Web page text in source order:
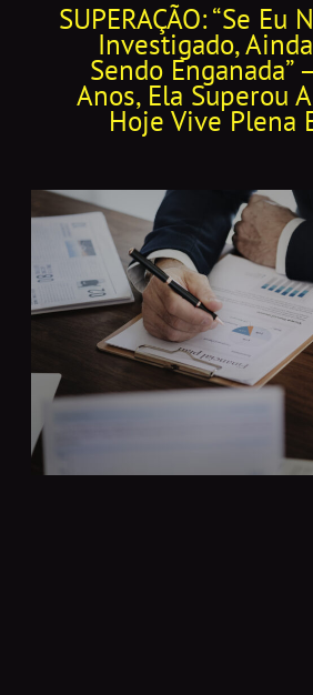
SUPERAÇÃO: “Se Eu
Investigado,
Sendo Enganada”
Anos, Ela Superou
Hoje Vive Plena